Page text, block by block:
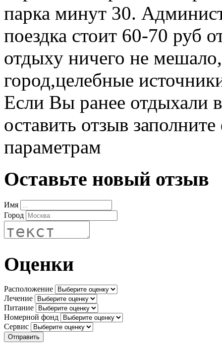
парка минут 30.
поездка стоит 60-70 руб
отдыху ничего не
город,целебные
Если Вы ранее отдыхали
оставить отзыв
параметрам
Оставьте новый отзыв
Имя
Город
Оценки
Расположение
Лечение
Питание
Номерной фонд
Сервис
Отправить